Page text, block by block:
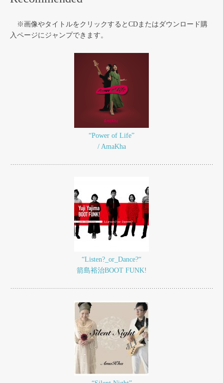
※画像やタイトルをクリックするとCDまたはダウンロード購
入ページにジャンプできます。
“Power of Life”
/ AmaKha
“Listen?_or_Dance?“
箭島裕治BOOT FUNK!